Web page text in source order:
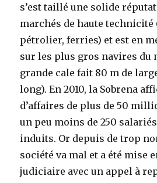
s’est taillé une solide
marchés de haute technicité
pétrolier, ferries) et est en
sur les plus gros navires du
grande cale fait 80 m de
long). En 2010, la Sobrena
d’affaires de plus de 50
un peu moins de 250
induits. Or depuis de trop
société va mal et a été mise
judiciaire avec un appel à